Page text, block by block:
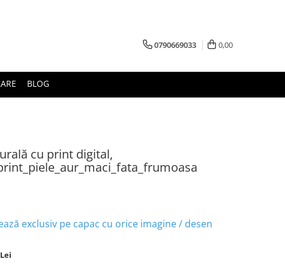
0790669033 0,00
BLOG
cu print digital,
exclusiv pe capac cu orice imagine / desen